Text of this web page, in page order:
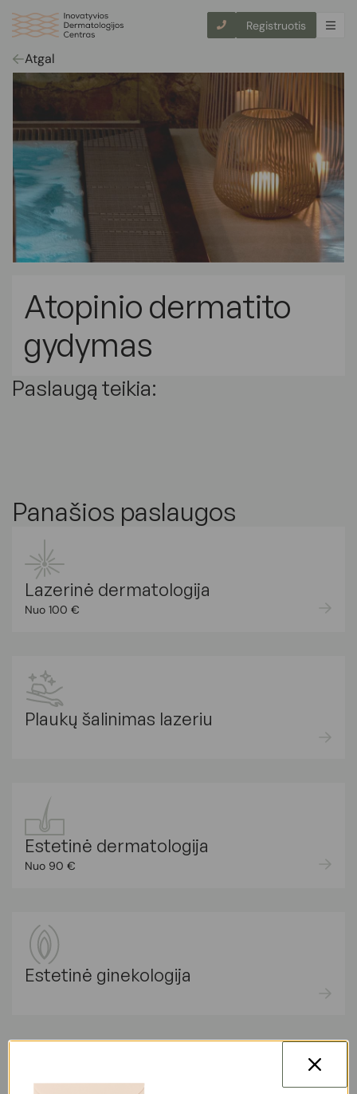
Registruotis
Atgal
Atopinio dermatito
gydymas
Paslaugą teikia:
Panašios paslaugos
Lazerinė dermatologija
Nuo 100 €
Plaukų šalinimas lazeriu
Estetinė dermatologija
Nuo 90 €
Estetinė ginekologija